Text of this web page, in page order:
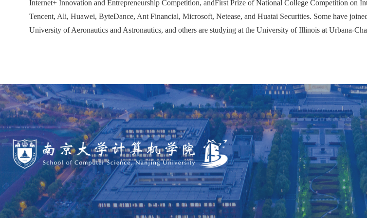
Internet+ Innovation and Entrepreneurship Competition, andFirst Prize of National College Competition on
Tencent, Ali, Huawei, ByteDance, Ant Financial, Microsoft, Netease, and Huatai Securities. Some have
University of Aeronautics and Astronautics, and others are studying at the University of Illinois at Urbana-